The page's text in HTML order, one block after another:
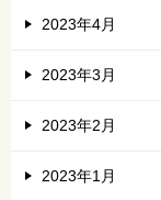
2023年4月
2023年3月
2023年2月
2023年1月